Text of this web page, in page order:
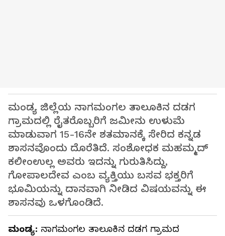
ಮಂಡ್ಯ ಜಿಲ್ಲೆಯ ನಾಗಮಂಗಲ ತಾಲೂಕಿನ ದಡಗ
ಗ್ರಾಮದಲ್ಲಿ ರೈತರೊಬ್ಬರಿಗೆ ಜಮೀನು ಉಳುಮೆ
ಮಾಡುವಾಗ 15-16ನೇ ಶತಮಾನಕ್ಕೆ ಸೇರಿದ ಕನ್ನಡ
ಶಾಸನವೊಂದು ದೊರೆತಿದೆ. ಸಂಶೋಧಕ ಮಹಮ್ಮದ್‌
ಕಲೀಂಉಲ್ಲ ಅವರು ಇದನ್ನು ಗುರುತಿಸಿದ್ದು,
ಗೋಪಾಲದೇವ ಎಂಬ ವ್ಯಕ್ತಿಯು ಬಸವ ಭಕ್ತರಿಗೆ
ಭೂಮಿಯನ್ನು ದಾನವಾಗಿ ನೀಡಿದ ವಿಷಯವನ್ನು ಈ
ಶಾಸನವು ಒಳಗೊಂಡಿದೆ.
ಮಂಡ್ಯ: ನಾಗಮಂಗಲ ತಾಲೂಕಿನ ದಡಗ ಗ್ರಾಮದ